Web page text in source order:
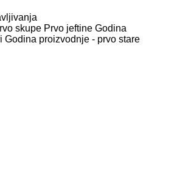
skupe Prvo jeftine Godina
Godina proizvodnje - prvo stare